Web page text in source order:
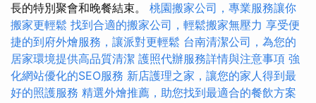
長的特別聚會和晚餐結束。 桃園搬家公司，專業服務讓你
搬家更輕鬆 找到合適的搬家公司，輕鬆搬家無壓力 享受便
捷的到府外燴服務，讓派對更輕鬆 台南清潔公司，為您的
居家環境提供高品質清潔 護照代辦服務詳情與注意事項 強
化網站優化的SEO服務 新店護理之家，讓您的家人得到最
好的照護服務 精選外燴推薦，助您找到最適合的餐飲方案